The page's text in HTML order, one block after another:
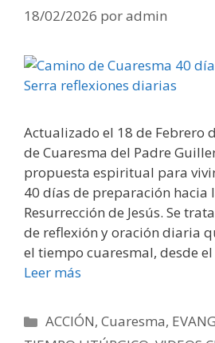
18/02/2026 poradmin
Actualizado el 18 de Febrero
de Cuaresma del Padre
propuesta espiritual para
40 días de preparación hacia
Resurrección de Jesús. Se
de reflexión y oración diaria
el tiempo cuaresmal, desde
Leer más
Categorías
ACCIÓN,Cuaresma,